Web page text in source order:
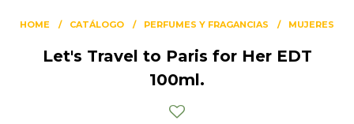
HOME CATÁLOGO PERFUMES Y FRAGANCIAS MUJERES
Let's Travel to Paris for Her EDT
100ml.